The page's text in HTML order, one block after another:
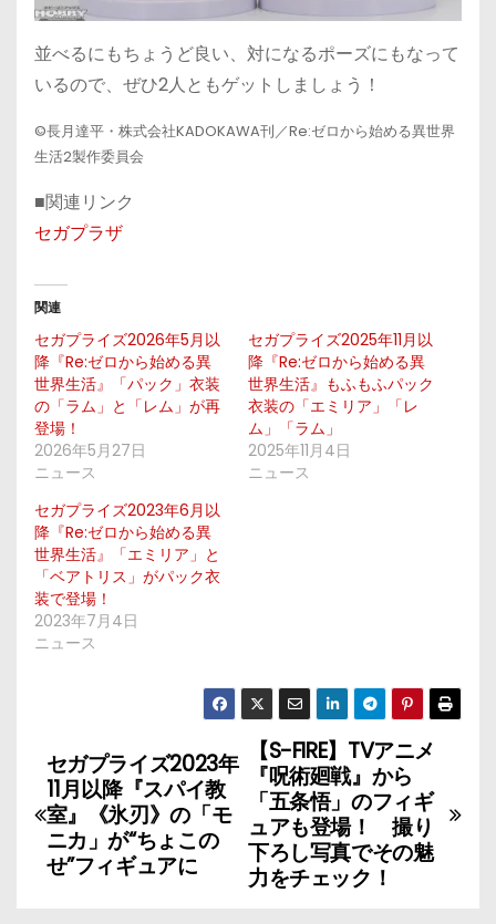
並べるにもちょうど良い、対になるポーズにもなって
いるので、ぜひ2人ともゲットしましょう！
©長月達平・株式会社KADOKAWA刊／Re:ゼロから始める異世界
生活2製作委員会
■関連リンク
セガプラザ
関連
セガプライズ2026年5月以
降『Re:ゼロから始める異
世界生活』「パック」衣装
の「ラム」と「レム」が再
登場！
2026年5月27日
ニュース
セガプライズ2025年11月以
降『Re:ゼロから始める異
世界生活』もふもふパック
衣装の「エミリア」「レ
ム」「ラム」
2025年11月4日
ニュース
セガプライズ2023年6月以
降『Re:ゼロから始める異
世界生活』「エミリア」と
「ベアトリス」がパック衣
装で登場！
2023年7月4日
ニュース
投
稿
ナ
【S-FIRE】TVアニメ
『呪術廻戦』から
「五条悟」のフィギ
ュアも登場！ 撮り
下ろし写真でその魅
力をチェック！
セガプライズ2023年
11月以降『スパイ教
室』《氷刃》の「モ
ニカ」が“ちょこの
せ”フィギュアに